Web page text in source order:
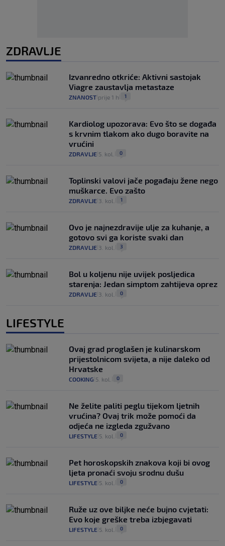
ZDRAVLJE
Izvanredno otkriće: Aktivni sastojak
Viagre zaustavlja metastaze
ZNANOST prije 1 h 1
Kardiolog upozorava: Evo što se događa
s krvnim tlakom ako dugo boravite na
vrućini
ZDRAVLJE 5. kol. 0
Toplinski valovi jače pogađaju žene nego
muškarce. Evo zašto
ZDRAVLJE 3. kol. 1
Ovo je najnezdravije ulje za kuhanje, a
gotovo svi ga koriste svaki dan
ZDRAVLJE 3. kol. 3
Bol u koljenu nije uvijek posljedica
starenja: Jedan simptom zahtijeva oprez
ZDRAVLJE 3. kol. 0
LIFESTYLE
Ovaj grad proglašen je kulinarskom
prijestolnicom svijeta, a nije daleko od
Hrvatske
COOKING 5. kol. 0
Ne želite paliti peglu tijekom ljetnih
vrućina? Ovaj trik može pomoći da
odjeća ne izgleda zgužvano
LIFESTYLE 5. kol. 0
Pet horoskopskih znakova koji bi ovog
ljeta pronaći svoju srodnu dušu
LIFESTYLE 5. kol. 0
Ruže uz ove biljke neće bujno cvjetati:
Evo koje greške treba izbjegavati
LIFESTYLE 5. kol. 0